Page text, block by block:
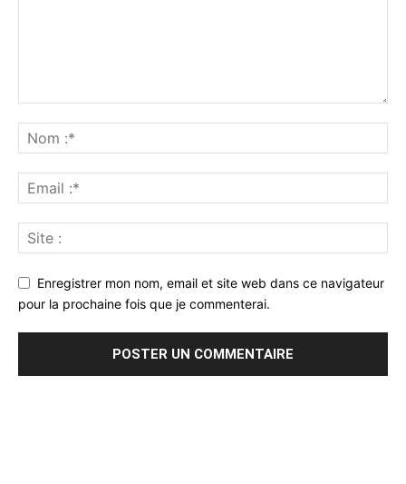
Enregistrer mon nom, email et site web dans ce navigateur
pour la prochaine fois que je commenterai.